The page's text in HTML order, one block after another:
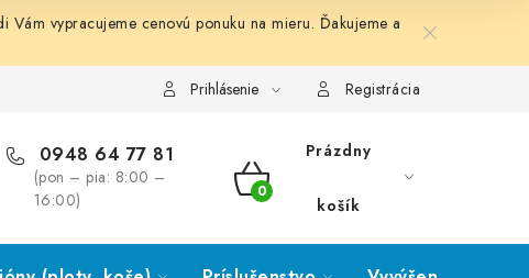
Vám vypracujeme cenovú ponuku na mieru. Ďakujeme a
Prihlásenie Registrácia
0948 64 77 81
(pon – pia: 8:00 –
16:00)
NÁKUPNÝ
Prázdny
košík